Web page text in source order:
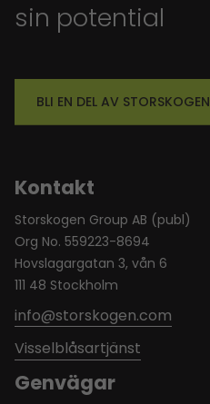
sin potential
BLI EN DEL AV STORSKOGEN
Kontakt
Storskogen Group AB (publ)
Org No. 559223-8694
Hovslagargatan 3, vån 6
111 48 Stockholm
info@storskogen.com
Visselblåsartjänst
Genvägar